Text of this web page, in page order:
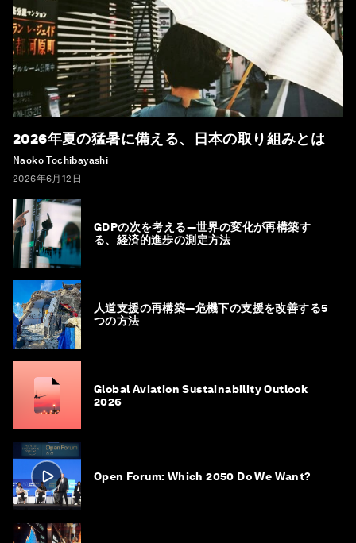
2026年夏の猛暑に備える、日本の取り組みとは
Naoko Tochibayashi
2026年6月12日
GDPの次を考える―世界の変化が再構築す
る、経済的進歩の測定方法
人道支援の再構築―危機下の支援を改善する5
つの方法
Global Aviation Sustainability Outlook
2026
Open Forum: Which 2050 Do We Want?